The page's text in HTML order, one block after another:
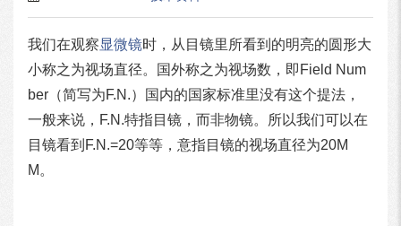
我们在观察显微镜时，从目镜里所看到的明亮的圆形大
小称之为视场直径。国外称之为视场数，即Field Num
ber（简写为F.N.）国内的国家标准里没有这个提法，
一般来说，F.N.特指目镜，而非物镜。所以我们可以在
目镜看到F.N.=20等等，意指目镜的视场直径为20M
M。